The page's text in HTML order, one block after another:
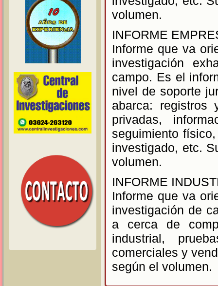
volumen.
INFORME
Informe que va
investigación
campo. Es el
nivel de soporte
abarca:
privadas,
seguimiento
investigado, etc.
volumen.
INFORME
Informe que va
investigación de
a cerca de
industrial,
comerciales y
según el volumen.